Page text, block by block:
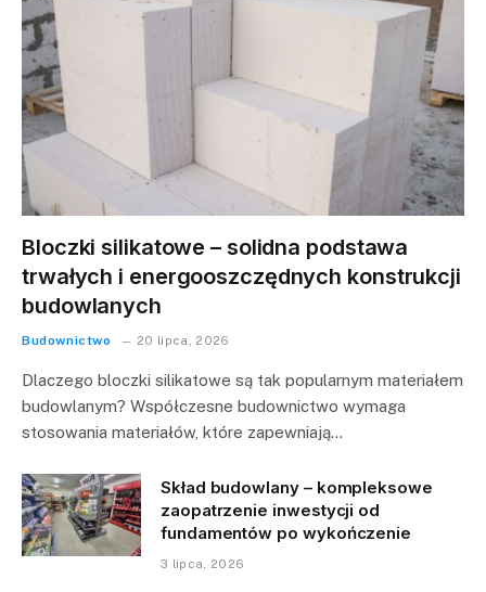
Bloczki silikatowe – solidna podstawa
trwałych i energooszczędnych konstrukcji
budowlanych
Budownictwo 20 lipca, 2026
Dlaczego bloczki silikatowe są tak popularnym materiałem
budowlanym? Współczesne budownictwo wymaga
stosowania materiałów, które zapewniają…
Skład budowlany – kompleksowe
zaopatrzenie inwestycji od
fundamentów po wykończenie
3 lipca, 2026